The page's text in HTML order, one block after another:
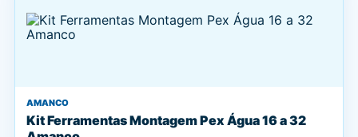
AMANCO
Kit Ferramentas Montagem Pex Água 16 a 32